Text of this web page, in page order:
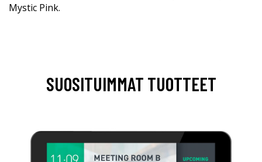
Mystic Pink.
SUOSITUIMMAT TUOTTEET